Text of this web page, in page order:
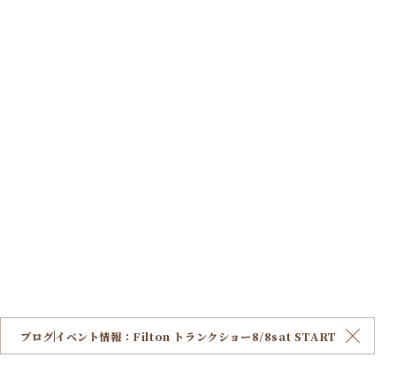
ブログイベント情報：Filton トランクショー8/8sat START